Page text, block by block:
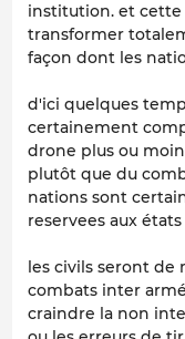
institution. et
transformer
façon dont les
d'ici quelques
certainement
drone plus ou
plutôt que du
nations sont
reservees aux
les civils seront
combats inter
craindre la non